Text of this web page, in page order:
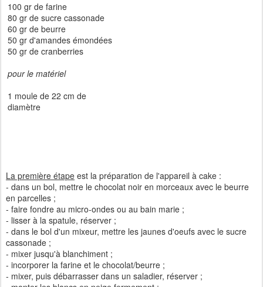
100 gr de farine
80 gr de sucre cassonade
60 gr de beurre
50 gr d'amandes émondées
50 gr de cranberries
pour le matériel
1 moule de 22 cm de
diamètre
La première étape est la préparation de l'appareil à cake :
- dans un bol, mettre le chocolat noir en morceaux avec le beurre
en parcelles ;
- faire fondre au micro-ondes ou au bain marie ;
- lisser à la spatule, réserver ;
- dans le bol d'un mixeur, mettre les jaunes d'oeufs avec le sucre
cassonade ;
- mixer jusqu'à blanchiment ;
- incorporer la farine et le chocolat/beurre ;
- mixer, puis débarrasser dans un saladier, réserver ;